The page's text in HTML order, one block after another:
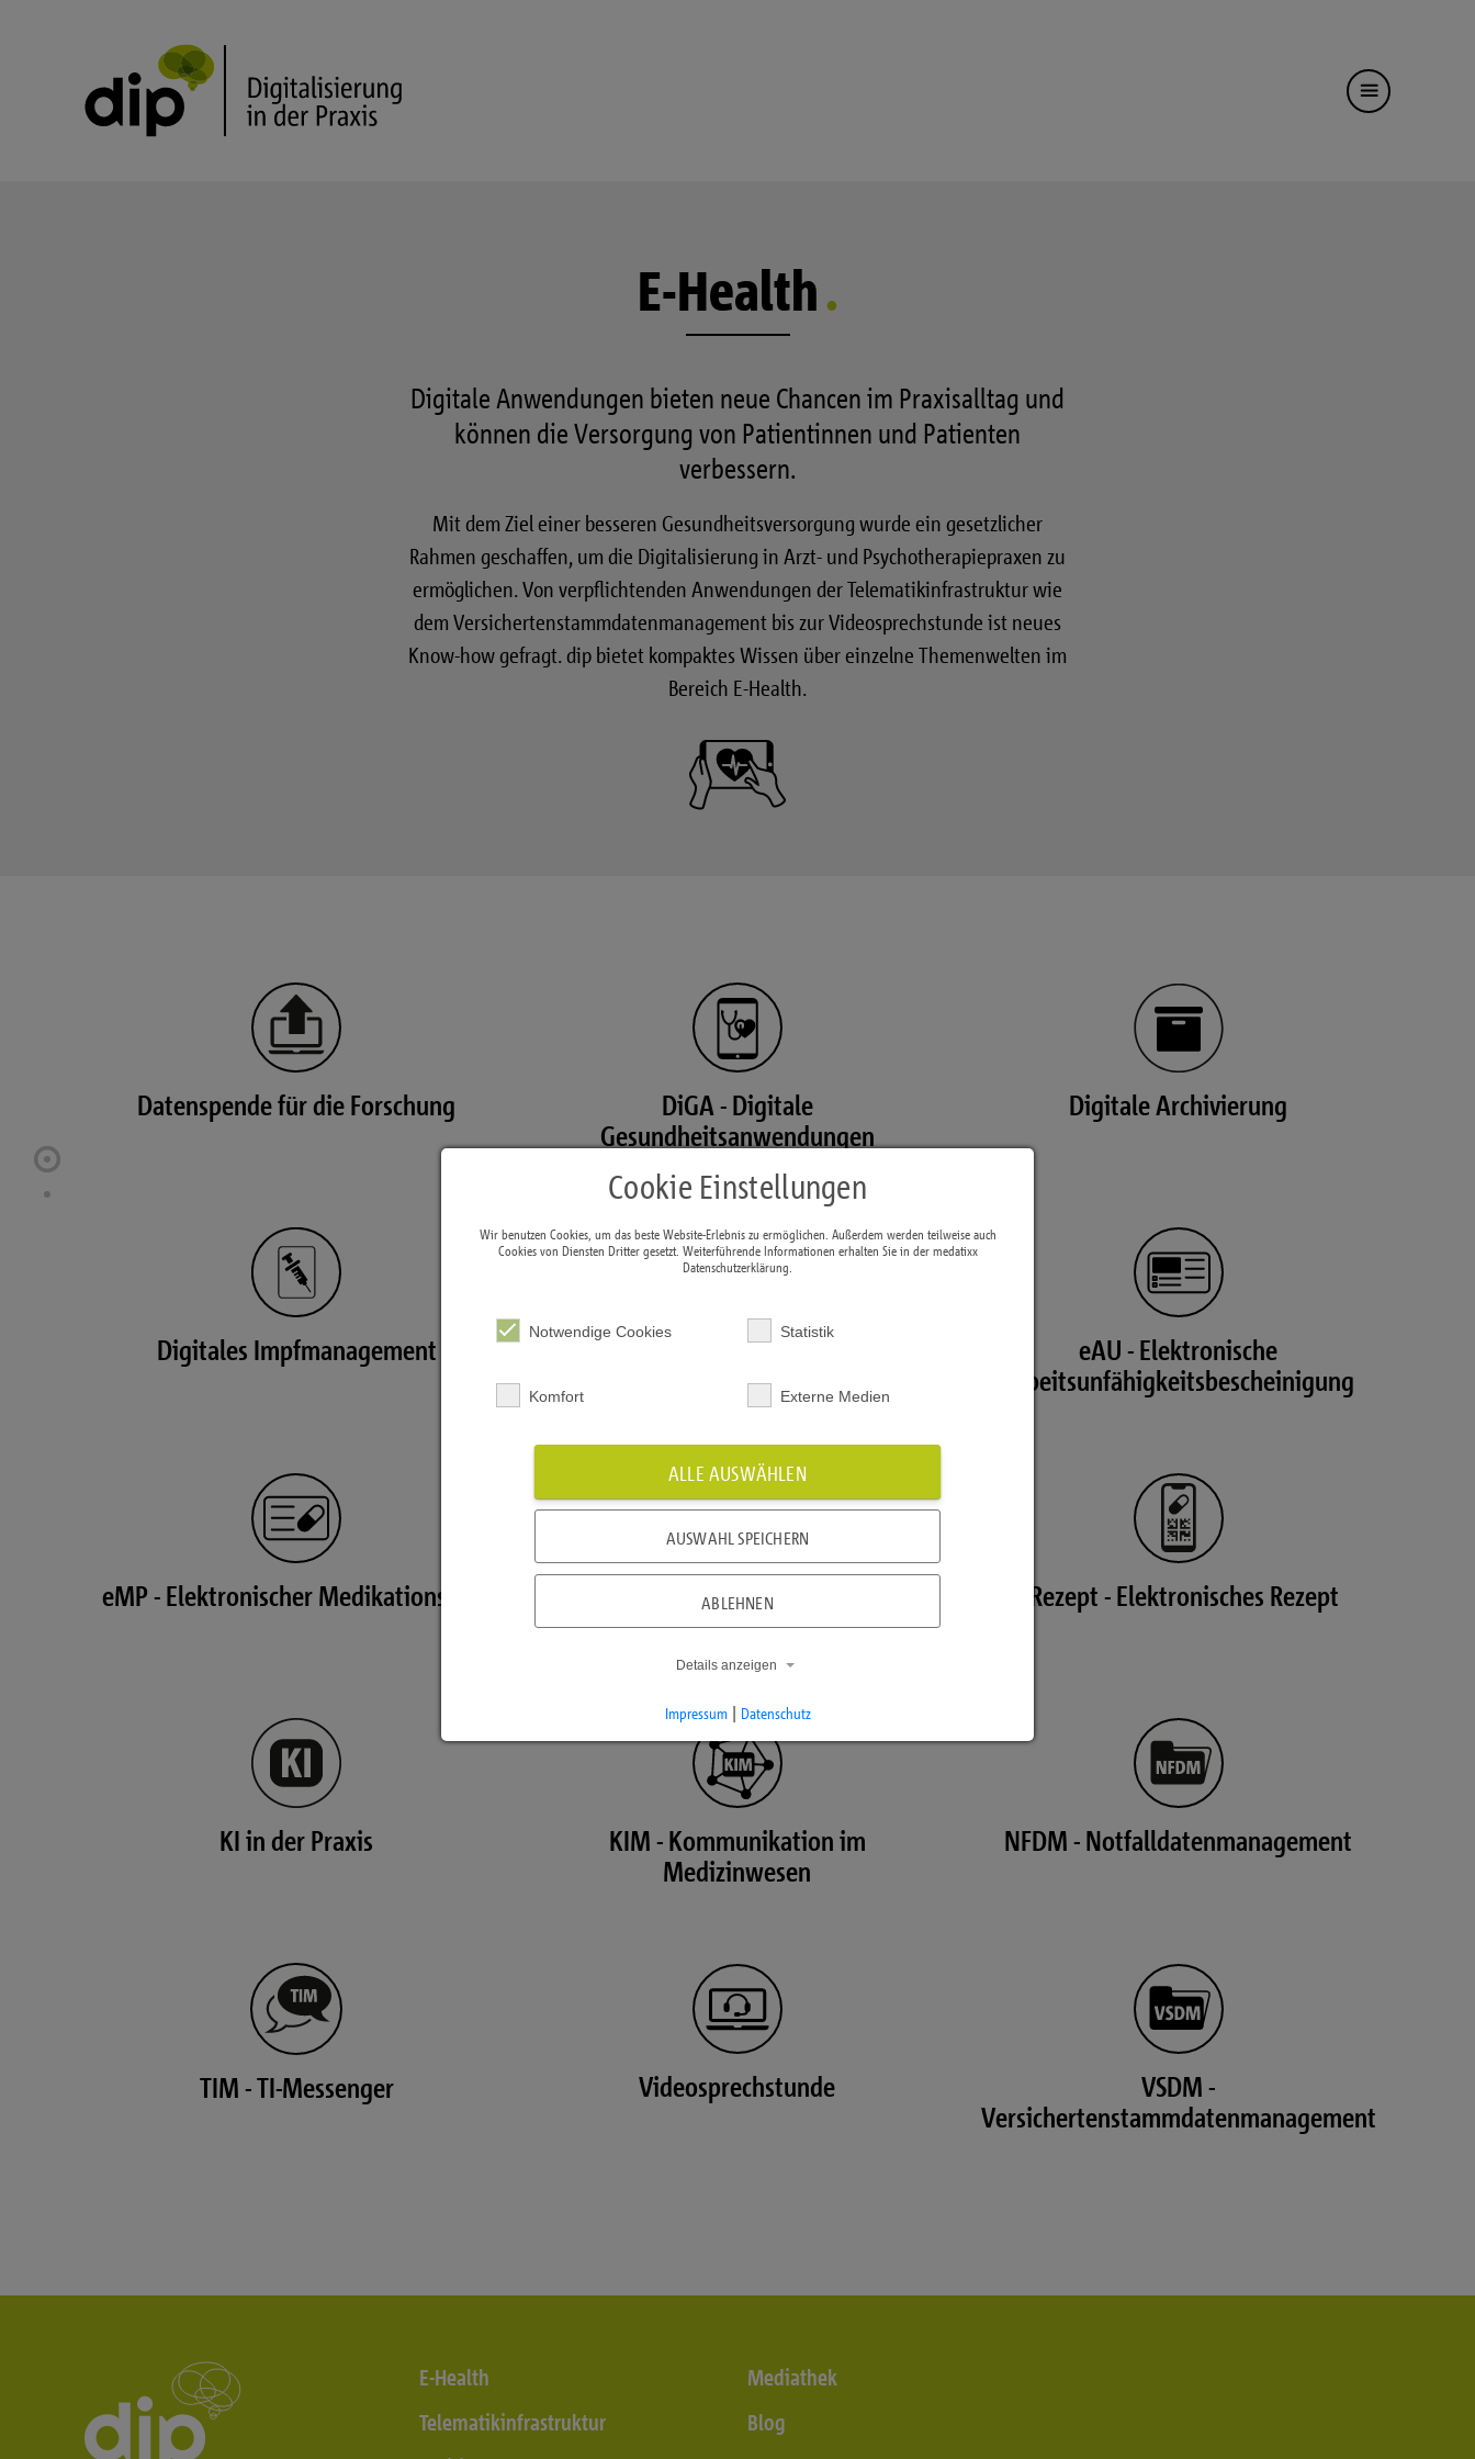
E-Health
Digitale Anwendungen bieten neue Chancen im Praxisalltag und
können die Versorgung von Patientinnen und Patienten
verbessern.
Mit dem Ziel einer besseren Gesundheitsversorgung wurde ein gesetzlicher
Rahmen geschaffen, um die Digitalisierung in Arzt- und Psychotherapiepraxen zu
ermöglichen. Von verpflichtenden Anwendungen der Telematikinfrastruktur wie
dem Versichertenstammdatenmanagement bis zur Videosprechstunde ist neues
Know-how gefragt. dip bietet kompaktes Wissen über einzelne Themenwelten im
Bereich E-Health.
Datenspende für die Forschung
DiGA - Digitale
Gesundheitsanwendungen
Digitale Archivierung
Digitales Impfmanagement eArztbrief - Elektronischer Arztbrief
eAU - Elektronische
Arbeitsunfähigkeitsbescheinigung
eMP - Elektronischer Medikationsplan ePA - Elektronische Patientenakte eRezept - Elektronisches Rezept
KI in der Praxis
KIM - Kommunikation im
Medizinwesen
NFDM - Notfalldatenmanagement
TIM - TI-Messenger Videosprechstunde
VSDM -
Versichertenstammdatenmanagement
E-Health
Telematikinfrastruktur
Mediathek
Blog
Cookie Einstellungen
Wir benutzen Cookies, um das beste Website-Erlebnis zu ermöglichen. Außerdem werden teilweise auch
Cookies von Diensten Dritter gesetzt. Weiterführende Informationen erhalten Sie in der medatixx
Datenschutzerklärung.
Notwendige Cookies Statistik
Komfort Externe Medien
ALLE AUSWÄHLEN
AUSWAHL SPEICHERN
ABLEHNEN
Details anzeigen
Impressum| Datenschutz